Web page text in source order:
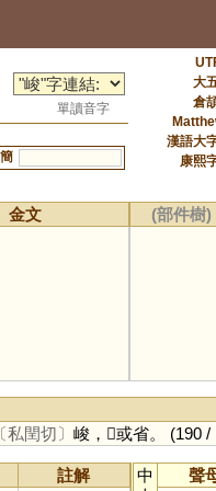
單讀音字
簡
大
倉
漢語大
康熙
金文 (部件樹)
私閏切〕 峻，𡺲或省。 (190 /
註解
中
聲